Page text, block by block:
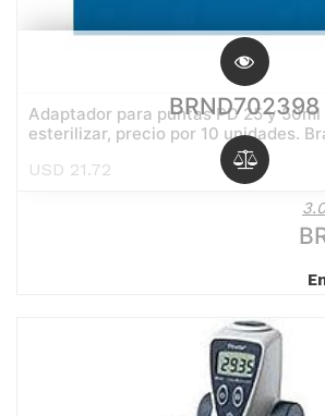
Adaptador para puntas PD 25 y 50ml
esterilizar, precio por 10 unidades.
USD 21.72
BRND702398